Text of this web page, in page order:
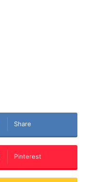
Share
Pinterest